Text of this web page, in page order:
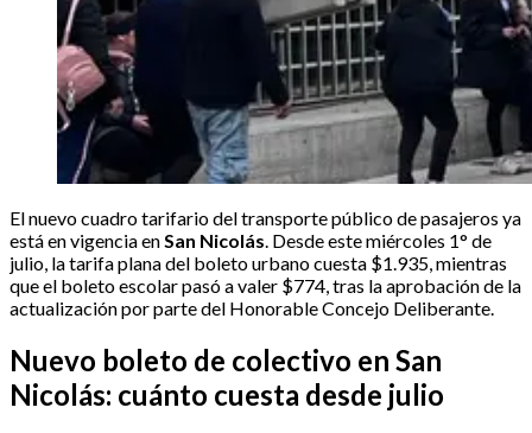
El nuevo cuadro tarifario del transporte público de pasajeros ya
está en vigencia enSan Nicolás. Desde este miércoles 1° de
julio, la tarifa plana del boleto urbano cuesta $1.935, mientras
que el boleto escolar pasó a valer $774, tras la aprobación de la
actualización por parte del Honorable Concejo Deliberante.
Nuevo boleto de colectivo en San
Nicolás: cuánto cuesta desde julio